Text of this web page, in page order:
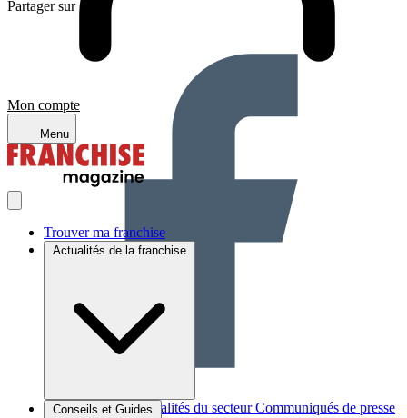
Mon compte
Menu
Trouver ma franchise
Actualités de la franchise
Brèves et actus Actualités du secteur Communiqués de presse
Conseils et Guides
Partager sur :